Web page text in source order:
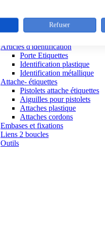
Colliers inox
Outillage colliers metalliques
Articles d'identification
Porte Etiquettes
Identification plastique
Identification métallique
Attache- étiquettes
Pistolets attache étiquettes
Aiguilles pour pistolets
Attaches plastique
Attaches cordons
Embases et fixations
Liens 2 boucles
Outils
Refuser